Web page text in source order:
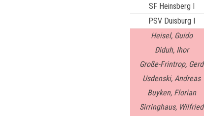
SF Heinsberg I
PSV Duisburg I
Heisel, Guido
Diduh, Ihor
Große-Frintrop, Gerd
Usdenski, Andreas
Buyken, Florian
Sirringhaus, Wilfried